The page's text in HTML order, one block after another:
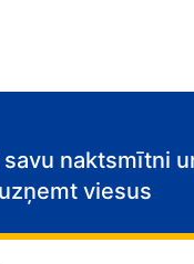
naktsmītni
uzņemt viesus